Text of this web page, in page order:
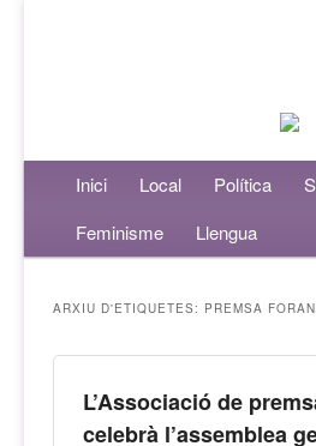
Menú principalAneu al contingut principal
Aneu al contingut secundari
Inici Local Política
Feminisme
Llengua
ARXIU D'ETIQUETES: PREMSA
L’Associació de
celebrà l’assemblea